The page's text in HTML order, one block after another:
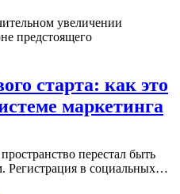
увеличении
предстоящего
старта: как это
маркетинга
перестал быть
Регистрация в социальных…